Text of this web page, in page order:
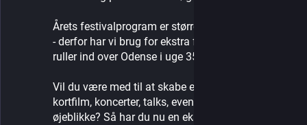
Årets festivalprogram er større end nogensinde før
- derfor har vi brug for ekstra frivillige til OFF, som
ruller ind over Odense i uge 35.
Vil du være med til at skabe en uge fyldt med
kortfilm, koncerter, talks, events og uforudsigelige
øjeblikke? Så har du nu en ekstra chance for at